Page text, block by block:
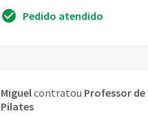
evitar futuras crises....
Pedido atendido
Miguelcontratou Professor de
Pilates